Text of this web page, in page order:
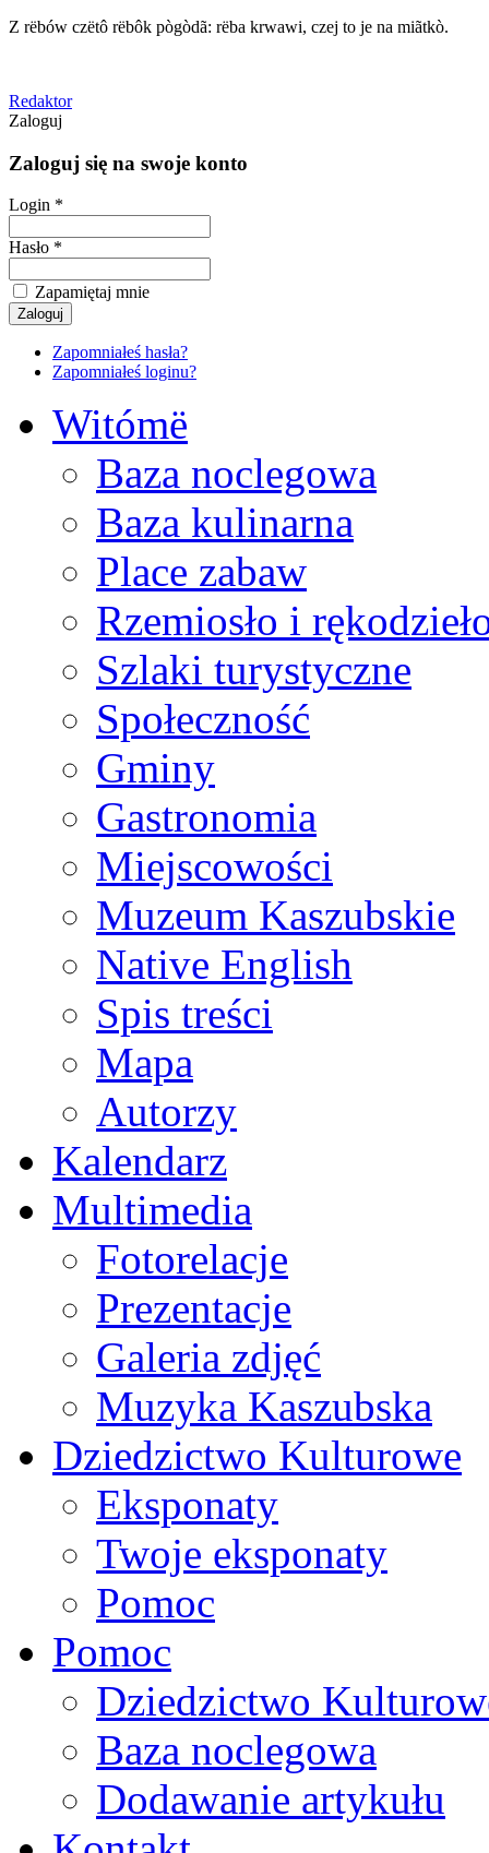
Z rëbów czëtô rëbôk pògòdã: rëba krwawi, czej to je na miãtkò.
Redaktor
Zaloguj
Zaloguj się na swoje konto
Login *
Hasło *
Zapamiętaj mnie
Zapomniałeś hasła?
Zapomniałeś loginu?
Witómë
Baza noclegowa
Baza kulinarna
Place zabaw
Rzemiosło i
Szlaki turystyczne
Społeczność
Gminy
Gastronomia
Miejscowości
Muzeum Kaszubskie
Native English
Spis treści
Mapa
Autorzy
Kalendarz
Multimedia
Fotorelacje
Prezentacje
Galeria zdjęć
Muzyka Kaszubska
Dziedzictwo Kulturowe
Eksponaty
Twoje eksponaty
Pomoc
Pomoc
Dziedzictwo
Baza noclegowa
Dodawanie artykułu